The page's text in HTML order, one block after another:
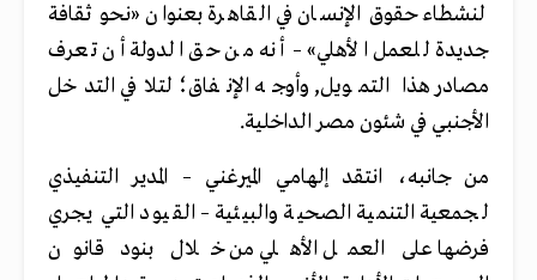
لنشطاء حقوق الإنسان في القاهرة بعنوان «نحو ثقافة
جديدة للعمل الأهلي» – أنه من حق الدولة أن تعرف
مصادر هذا التمويل, وأوجه الإنفاق؛ لتلافي التدخل
الأجنبي في شئون مصر الداخلية.
من جانبه، انتقد إلهامي الميرغني – المدير التنفيذي
لجمعية التنمية الصحية والبيئية – القيود التي يجري
فرضها على العمل الأهلي من خلال بنود قانون